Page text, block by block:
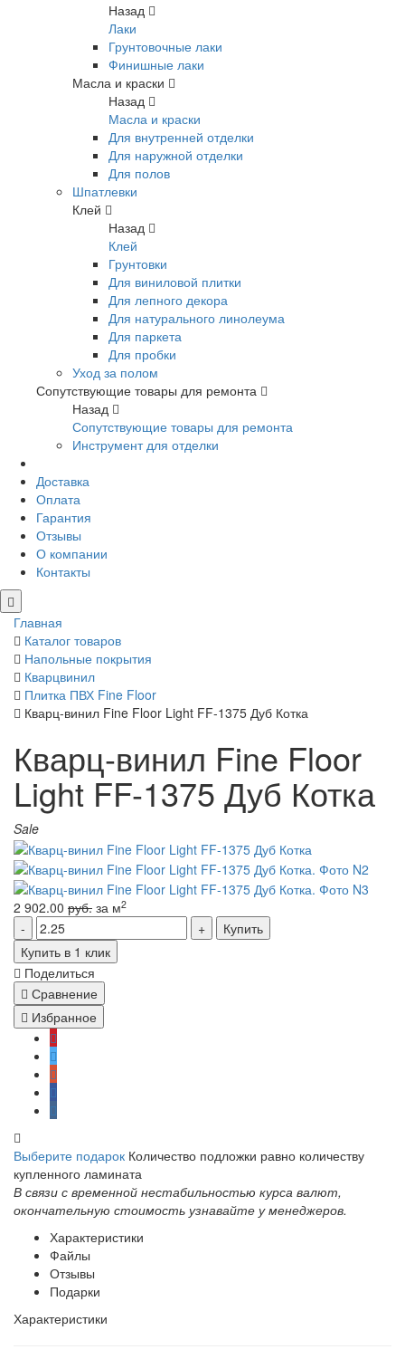
Назад
Лаки
Грунтовочные лаки
Финишные лаки
Масла и краски
Назад
Масла и краски
Для внутренней отделки
Для наружной отделки
Для полов
Шпатлевки
Клей
Назад
Клей
Грунтовки
Для виниловой плитки
Для лепного декора
Для натурального линолеума
Для паркета
Для пробки
Уход за полом
Сопутствующие товары для ремонта
Назад
Сопутствующие товары для ремонта
Инструмент для отделки
Доставка
Оплата
Гарантия
Отзывы
О компании
Контакты
Главная
Каталог товаров
Напольные покрытия
Кварцвинил
Плитка ПВХ Fine Floor
Кварц-винил Fine Floor Light FF-1375 Дуб Котка
Кварц-винил Fine Floor
Light FF-1375 Дуб Котка
Sale
2 902.00 руб. за м2
Купить
Купить в 1 клик
Поделиться
Сравнение
Избранное
Выберите подарок Количество подложки равно количеству
купленного ламината
В связи с временной нестабильностью курса валют,
окончательную стоимость узнавайте у менеджеров.
Характеристики
Файлы
Отзывы
Подарки
Характеристики